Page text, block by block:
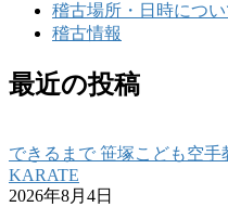
稽古場所・日時につい
稽古情報
最近の投稿
できるまで 笹塚こども空
KARATE
2026年8月4日